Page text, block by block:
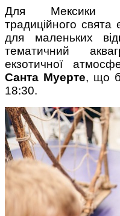
Ми запитали у зіркових
мам, яка вона - мамаWOW
Для Мексики
традиційного
для маленьких
тематичний
екзотичної
Санта Муерте, що
18:30.